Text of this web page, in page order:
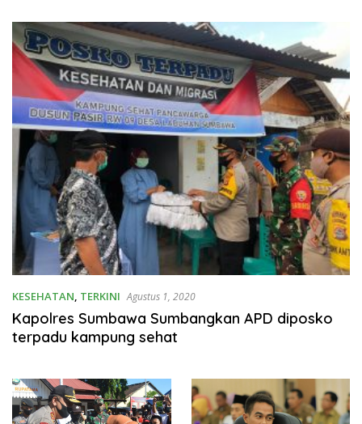
KESEHATAN, TERKINI Agustus 1, 2020
Kapolres Sumbawa Sumbangkan APD diposko
terpadu kampung sehat